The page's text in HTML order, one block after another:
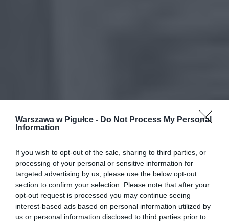
Warszawa w Pigułce - Do Not Process My Personal
Information
If you wish to opt-out of the sale, sharing to third parties, or
processing of your personal or sensitive information for
targeted advertising by us, please use the below opt-out
section to confirm your selection. Please note that after your
opt-out request is processed you may continue seeing
interest-based ads based on personal information utilized by
us or personal information disclosed to third parties prior to